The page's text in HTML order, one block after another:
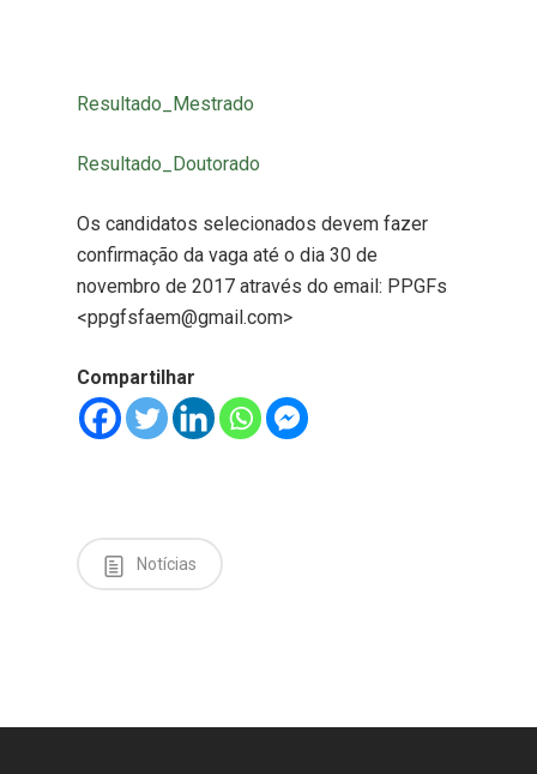
Resultado_Mestrado
Resultado_Doutorado
Os candidatos selecionados devem fazer
confirmação da vaga até o dia 30 de
novembro de 2017 através do email: PPGFs
<ppgfsfaem@gmail.com>
Compartilhar
Notícias